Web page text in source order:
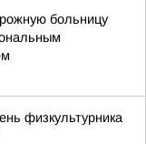
больницу
физкультурника